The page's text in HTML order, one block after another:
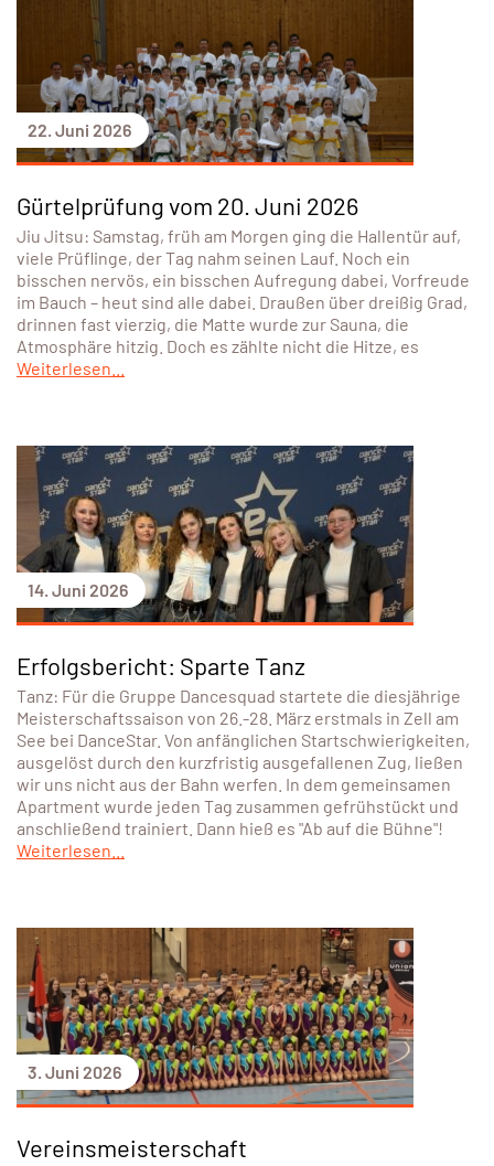
22. Juni 2026
Gürtelprüfung vom 20. Juni 2026
Jiu Jitsu: Samstag, früh am Morgen ging die Hallentür auf,
viele Prüflinge, der Tag nahm seinen Lauf. Noch ein
bisschen nervös, ein bisschen Aufregung dabei, Vorfreude
im Bauch – heut sind alle dabei. Draußen über dreißig Grad,
drinnen fast vierzig, die Matte wurde zur Sauna, die
Atmosphäre hitzig. Doch es zählte nicht die Hitze, es
Weiterlesen...
14. Juni 2026
Erfolgsbericht: Sparte Tanz
Tanz: Für die Gruppe Dancesquad startete die diesjährige
Meisterschaftssaison von 26.-28. März erstmals in Zell am
See bei DanceStar. Von anfänglichen Startschwierigkeiten,
ausgelöst durch den kurzfristig ausgefallenen Zug, ließen
wir uns nicht aus der Bahn werfen. In dem gemeinsamen
Apartment wurde jeden Tag zusammen gefrühstückt und
anschließend trainiert. Dann hieß es "Ab auf die Bühne"!
Weiterlesen...
3. Juni 2026
Vereinsmeisterschaft